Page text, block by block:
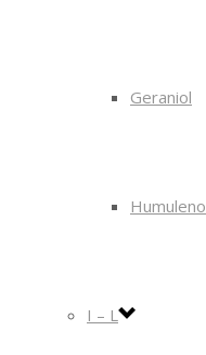
Geraniol
Humuleno
I – L